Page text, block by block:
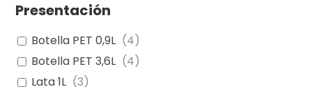
Presentación
Botella PET 0,9L (4)
Botella PET 3,6L (4)
Lata 1L (3)